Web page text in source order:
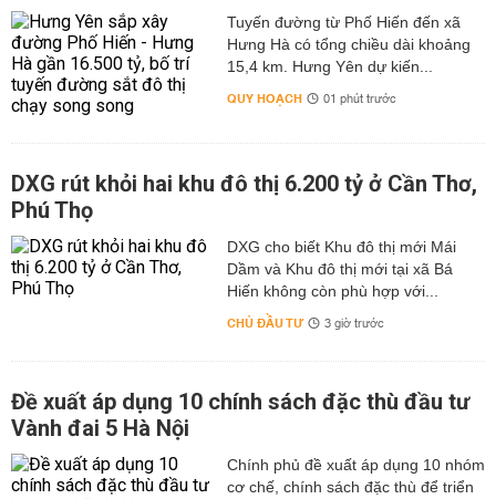
Tuyến đường từ Phố Hiến đến xã
Hưng Hà có tổng chiều dài khoảng
15,4 km. Hưng Yên dự kiến...
QUY HOẠCH 01 phút trước
DXG rút khỏi hai khu đô thị 6.200 tỷ ở Cần Thơ,
Phú Thọ
DXG cho biết Khu đô thị mới Mái
Dầm và Khu đô thị mới tại xã Bá
Hiến không còn phù hợp với...
CHỦ ĐẦU TƯ 3 giờ trước
Đề xuất áp dụng 10 chính sách đặc thù đầu tư
Vành đai 5 Hà Nội
Chính phủ đề xuất áp dụng 10 nhóm
cơ chế, chính sách đặc thù để triển